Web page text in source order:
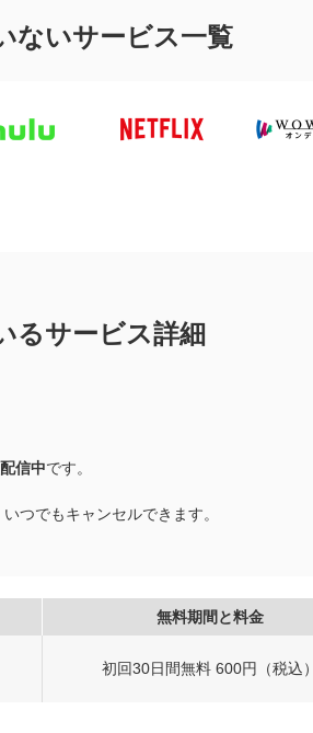
ないサービス一覧
るサービス詳細
信中です。
つでもキャンセルできます。
無料期間と料金
初回30日間無料 600円（税込）